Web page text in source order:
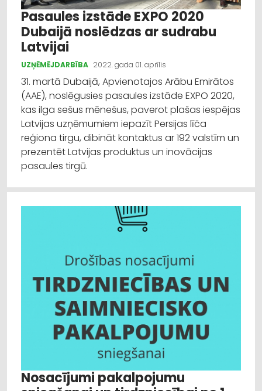
Pasaules izstāde EXPO 2020
Dubaijā noslēdzas ar sudrabu
Latvijai
UZŅĒMĒJDARBĪBA 2022. gada 01. aprīlis
31. martā Dubaijā, Apvienotajos Arābu Emirātos
(AAE), noslēgusies pasaules izstāde EXPO 2020,
kas ilga sešus mēnešus, paverot plašas iespējas
Latvijas uzņēmumiem iepazīt Persijas līča
reģiona tirgu, dibināt kontaktus ar 192 valstīm un
prezentēt Latvijas produktus un inovācijas
pasaules tirgū.
Nosacījumi pakalpojumu